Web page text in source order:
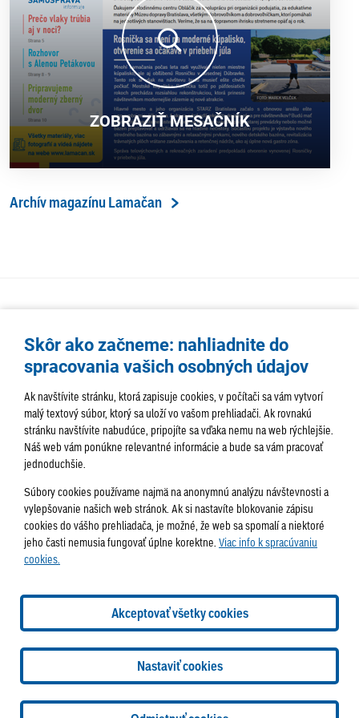
ZOBRAZIŤ MESAČNÍK
Archív magazínu Lamačan
AKTUALITY TÉMA SAMOSPRÁVA
SERVIS
HISTÓRIA PODUJATIA
info@lamac.sk
Dispečing: dispecing@lamac.sk
Doručovanie
novín
Tlačené vydania
Sadzobník inzercie
2026 © Mestská časť Bratislava-Lamač
Tvorba web stránok a
AlejTech, spol. s r.o.
Skôr ako začneme: nahliadnite do
spracovania vašich osobných údajov
Ak navštívite stránku, ktorá zapisuje cookies, v počítači sa vám vytvorí
malý textový súbor, ktorý sa uloží vo vašom prehliadači. Ak rovnakú
stránku navštívite nabudúce, pripojíte sa vďaka nemu na web rýchlejšie.
Náš web vám ponúkne relevantné informácie a bude sa vám pracovať
jednoduchšie.
Súbory cookies používame najmä na anonymnú analýzu návštevnosti a
vylepšovanie našich web stránok. Ak si nastavíte blokovanie zápisu
cookies do vášho prehliadača, je možné, že web sa spomalí a niektoré
jeho časti nemusia fungovať úplne korektne. Viac info k spracúvaniu
cookies.
Akceptovať všetky cookies
Nastaviť cookies